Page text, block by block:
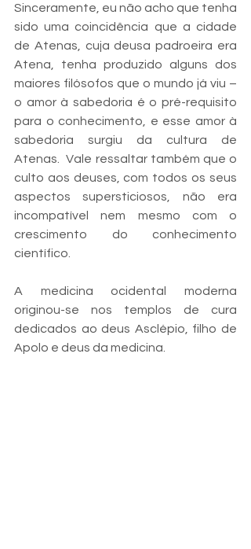
Sinceramente, eu não acho que tenha
sido uma coincidência que a cidade
de Atenas, cuja deusa padroeira era
Atena, tenha produzido alguns dos
maiores filósofos que o mundo já viu –
o amor à sabedoria é o pré-requisito
para o conhecimento, e esse amor à
sabedoria surgiu da cultura de
Atenas.  Vale ressaltar também que o
culto aos deuses, com todos os seus
aspectos supersticiosos, não era
incompatível nem mesmo com o
crescimento do conhecimento
científico.
A medicina ocidental moderna
originou-se nos templos de cura
dedicados ao deus Asclépio, filho de
Apolo e deus da medicina.